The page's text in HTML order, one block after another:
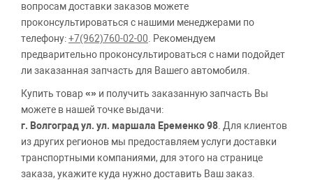
вопросам доставки заказов можете
проконсультироваться с нашими менеджерами по
телефону:+7(962)760-02-00 . Рекомендуем
предварительно проконсультироваться с нами подойдет
ли заказанная запчасть для Вашего автомобиля.
Купить товар«» и получить заказанную запчасть Вы
можете в нашей точке выдачи:
г. Волгоград ул. ул. маршала Еременко 98 . Для клиентов
из других регионов мы предоставляем услуги доставки
транспортными компаниями, для этого на странице
заказа, укажите куда нужно доставить Ваш заказ.